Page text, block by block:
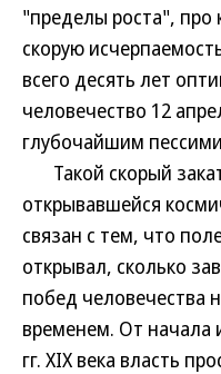
"пределы роста", про
скорую
всего десять лет
человечество 12
глубочайшим
Такой скорый
открывавшейся
связан с тем, что
открывал, сколько
побед человечества
временем. От начала
гг. XIX века власть